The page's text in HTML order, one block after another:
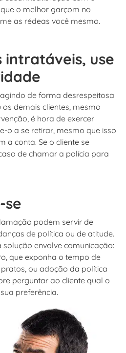
o melhor garçom no
as rédeas você mesmo.
intratáveis, use
de forma desrespeitosa
demais clientes, mesmo
é hora de exercer
o a se retirar, mesmo que isso
a conta. Se o cliente se
de chamar a polícia para
se
podem servir de
de política ou de atitude.
solução envolve comunicação:
que exponha o tempo de
ou adoção da política
perguntar ao cliente qual o
preferência.